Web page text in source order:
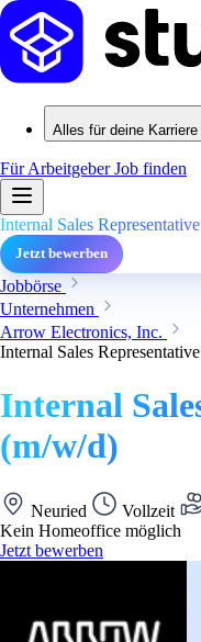
Alles für deine Karriere
Für ArbeitgeberJob finden
Internal Sales
Jetzt bewerben
Jobbörse
Unternehmen
Arrow Electronics, Inc.
Internal Sales
Internal
(m/w/d)
Neuried Vollzeit
Kein Homeoffice möglich
Jetzt bewerben